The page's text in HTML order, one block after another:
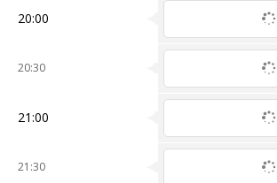
20:00
20:30
21:00
21:30